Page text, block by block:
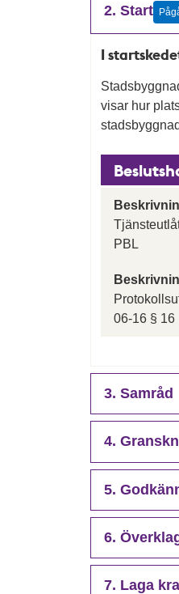
2. Start
I
visar hur
PBL
06-16 § 16
3. Samråd
4.
5.
6.
7. Laga